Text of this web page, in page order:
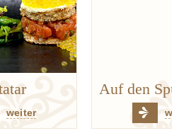
Auf den Spuren der Bergischen Küchenklassiker